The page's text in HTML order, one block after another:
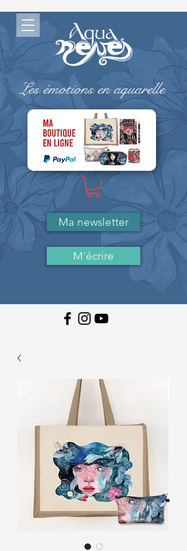
Les émotions en aquarelle
-> MA BOUTIQUE ( Paypal)
Ma newsletter
M'écrire